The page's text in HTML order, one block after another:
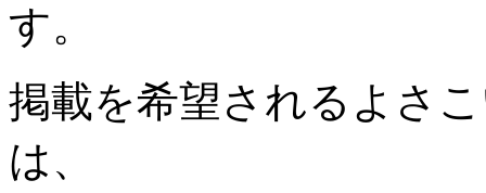
す。
掲載を希望されるよさ
は、